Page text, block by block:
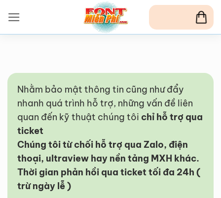
qua
nội
Nhằm bảo mật thông tin cũng như đẩy
nhanh quá trình hỗ trợ, những vấn đề liên
quan đến kỹ thuật chúng tôi chỉ hỗ trợ qua
ticket
Chúng tôi từ chối hỗ trợ qua Zalo, điện
thoại, ultraview hay nền tảng MXH khác.
Thời gian phản hồi qua ticket tối đa 24h (
trừ ngày lễ )